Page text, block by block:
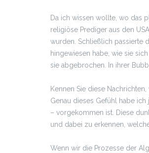
Da ich wissen wollte, wo das
religiöse Prediger aus den
wurden. Schließlich passierte
hingewiesen habe, wie sie
sie abgebrochen. In ihrer
Kennen Sie diese
Genau dieses Gefühl habe
– vorgekommen ist. Diese
und dabei zu erkennen,
Wenn wir die Prozesse der